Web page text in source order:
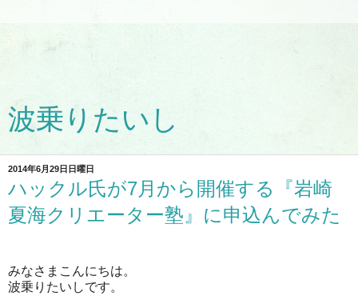
波乗りたいし
2014年6月29日日曜日
ハックル氏が7月から開催する『岩崎
夏海クリエーター塾』に申込んでみた
みなさまこんにちは。
波乗りたいしです。